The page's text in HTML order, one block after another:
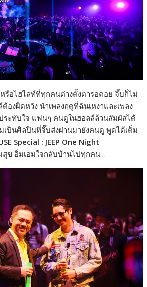
รือไฮไลท์ที่ทุกคนต่างตั้งตารอคอย จี๊บก็ไม่
องผิดหวัง นำเพลงฤดูที่ฉันเหงาและเพลง
ระทับใจ แฟนๆ คนดูในฮอลล์ล้วนสัมผัสได้
ป็นศิลปินที่จี๊บส่งผ่านมายังคนดู พูดได้เต็ม
Special : JEEP One Night
ข อิ่มเอมใจกลับบ้านไปทุกคน…